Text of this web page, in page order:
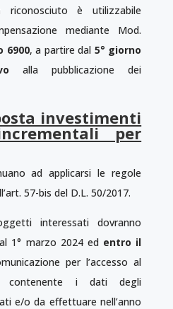
è utilizzabile
mediante Mod.
6900, a partire dal 5° giorno
alla pubblicazione dei
investimenti
per
ad applicarsi le regole
57-bis del D.L. 50/2017.
interessati dovranno
1° marzo 2024 ed entro il
per l’accesso al
contenente i dati degli
e/o da effettuare nell’anno